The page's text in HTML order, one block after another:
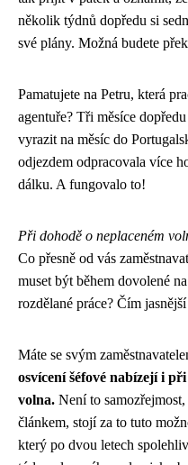
několik týdnů dopředu si
své plány. Možná budete
Pamatujete na Petru, která
agentuře? Tři měsíce
vyrazit na měsíc do
odjezdem odpracovala více
dálku. A fungovalo to!
Při dohodě o neplaceném
Co přesně od vás
muset být během dovolené
rozdělané práce? Čím
Máte se svým
osvícení šéfové nabízejí i
volna. Není to
článkem, stojí za to tuto
který po dvou letech